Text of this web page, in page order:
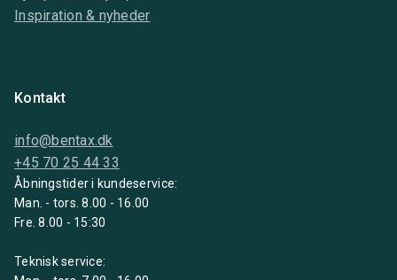
Inspiration & nyheder
Kontakt
info@bentax.dk
+45 70 25 44 33
Åbningstider i kundeservice:
Man. - tors. 8.00 - 16.00
Fre. 8.00 - 15:30
Teknisk service: